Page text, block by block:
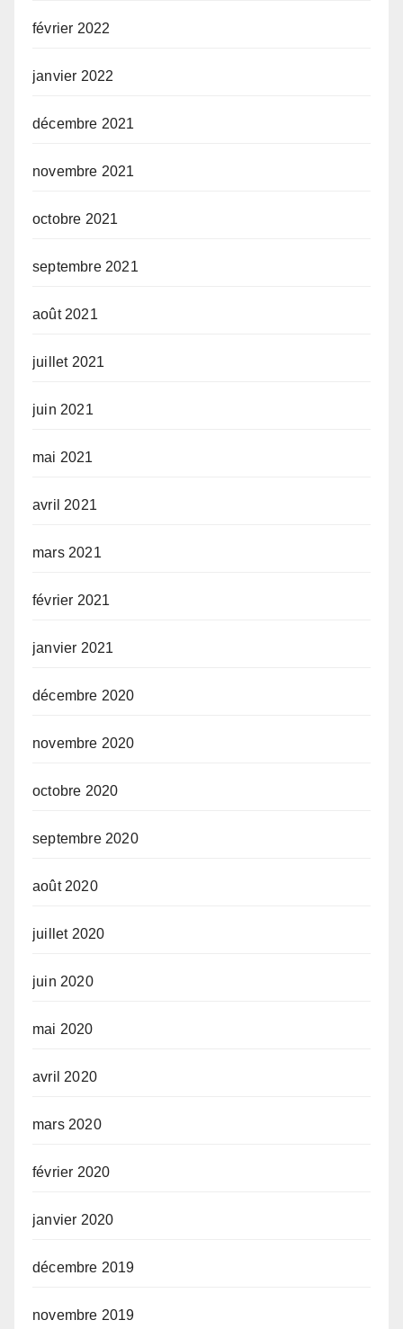
février 2022
janvier 2022
décembre 2021
novembre 2021
octobre 2021
septembre 2021
août 2021
juillet 2021
juin 2021
mai 2021
avril 2021
mars 2021
février 2021
janvier 2021
décembre 2020
novembre 2020
octobre 2020
septembre 2020
août 2020
juillet 2020
juin 2020
mai 2020
avril 2020
mars 2020
février 2020
janvier 2020
décembre 2019
novembre 2019